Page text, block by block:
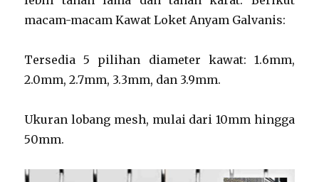
macam-macam Kawat Loket Anyam Galvanis:
Tersedia 5 pilihan diameter kawat: 1.6mm,
2.0mm, 2.7mm, 3.3mm, dan 3.9mm.
Ukuran lobang mesh, mulai dari 10mm hingga
50mm.